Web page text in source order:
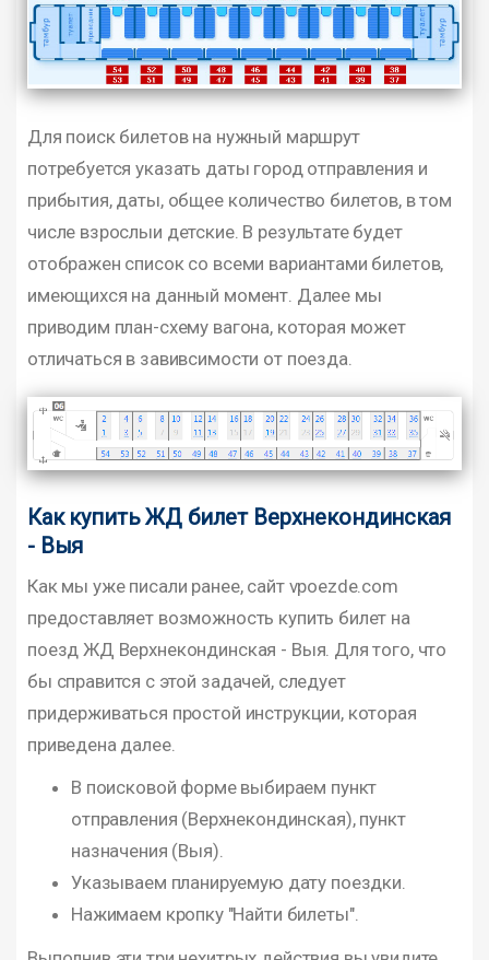
Для поиск билетов на нужный маршрут
потребуется указать даты город отправления и
прибытия, даты, общее количество билетов, в том
числе взрослыи детские. В результате будет
отображен список со всеми вариантами билетов,
имеющихся на данный момент. Далее мы
приводим план-схему вагона, которая может
отличаться в завивсимости от поезда.
Как купить ЖД билет Верхнекондинская
- Выя
Как мы уже писали ранее, сайт vpoezde.com
предоставляет возможность купить билет на
поезд ЖД Верхнекондинская - Выя. Для того, что
бы справится с этой задачей, следует
придерживаться простой инструкции, которая
приведена далее.
В поисковой форме выбираем пункт
отправления (Верхнекондинская), пункт
назначения (Выя).
Указываем планируемую дату поездки.
Нажимаем кропку "Найти билеты".